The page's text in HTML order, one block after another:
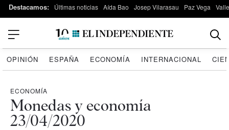
Destacamos: Últimas noticias Aída Bao Josep Vilarasau Paz Vega
OPINIÓN ESPAÑA ECONOMÍA INTERNACIONAL
ECONOMÍA
Monedas y economía
23/04/2020